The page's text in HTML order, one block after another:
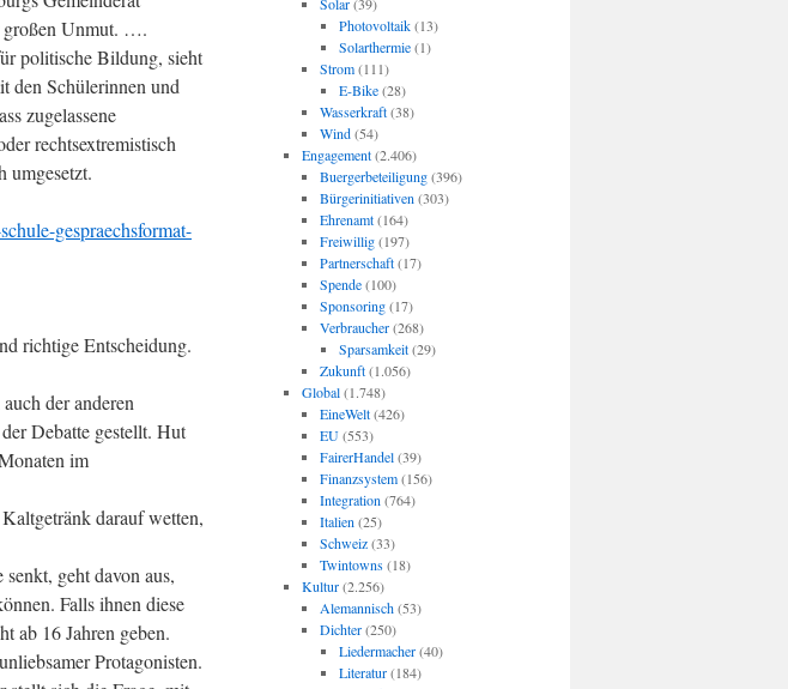
großen Unmut. ….
politische Bildung, sieht
den Schülerinnen und
zugelassene
rechtsextremistisch
umgesetzt.
gespraechsformat-
richtige Entscheidung.
der anderen
Debatte gestellt. Hut
im
darauf wetten,
geht davon aus,
Falls ihnen diese
ab 16 Jahren geben.
Protagonisten.
Photovoltaik(13)
Solarthermie(1)
Strom(111)
E-Bike(28)
Wasserkraft(38)
Wind(54)
Engagement(2.406)
Buergerbeteiligung(396)
Bürgerinitiativen (303)
Ehrenamt(164)
Freiwillig(197)
Partnerschaft(17)
Spende(100)
Sponsoring(17)
Verbraucher(268)
Sparsamkeit(29)
Zukunft(1.056)
Global(1.748)
EineWelt(426)
EU(553)
FairerHandel(39)
Finanzsystem(156)
Integration (764)
Italien (25)
Schweiz(33)
Twintowns(18)
Kultur(2.256)
Alemannisch(53)
Dichter(250)
Liedermacher(40)
Literatur(184)